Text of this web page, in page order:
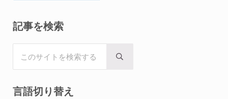
Sidebar
記事を検索
Submit search
言語切り替え